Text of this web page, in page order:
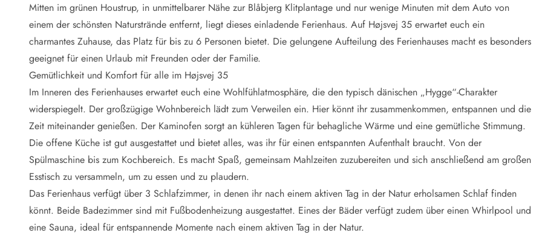
Verleihservice
Reisescheckliste
Endreinigung
Gutschein
Frühbucher
Mietbedingungen
Reiseführer Dänemark
Tipps für Urlaub in Dänemark
Wetter in Dänemark
Saisonzeiten
Badesicherheit im Meer
Naturschutz
Webcam Dänemark
Ferienhauskatalog
Fotowettbewerb
Mitten im grünen Houstrup, in unmittelbarer Nähe zur Blåbjerg Klitplantage und nur wenige Minuten mit dem Auto von
einem der schönsten Naturstrände entfernt, liegt dieses einladende Ferienhaus. Auf Højsvej 35 erwartet euch ein
charmantes Zuhause, das Platz für bis zu 6 Personen bietet. Die gelungene Aufteilung des Ferienhauses macht es besonders
geeignet für einen Urlaub mit Freunden oder der Familie.
Gemütlichkeit und Komfort für alle im Højsvej 35
Im Inneren des Ferienhauses erwartet euch eine Wohlfühlatmosphäre, die den typisch dänischen „Hygge“-Charakter
widerspiegelt. Der großzügige Wohnbereich lädt zum Verweilen ein. Hier könnt ihr zusammenkommen, entspannen und die
Zeit miteinander genießen. Der Kaminofen sorgt an kühleren Tagen für behagliche Wärme und eine gemütliche Stimmung.
Die offene Küche ist gut ausgestattet und bietet alles, was ihr für einen entspannten Aufenthalt braucht. Von der
Spülmaschine bis zum Kochbereich. Es macht Spaß, gemeinsam Mahlzeiten zuzubereiten und sich anschließend am großen
Esstisch zu versammeln, um zu essen und zu plaudern.
Das Ferienhaus verfügt über 3 Schlafzimmer, in denen ihr nach einem aktiven Tag in der Natur erholsamen Schlaf finden
könnt. Beide Badezimmer sind mit Fußbodenheizung ausgestattet. Eines der Bäder verfügt zudem über einen Whirlpool und
eine Sauna, ideal für entspannende Momente nach einem aktiven Tag in der Natur.